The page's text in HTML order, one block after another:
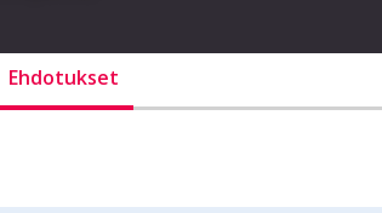
Ehdotukset